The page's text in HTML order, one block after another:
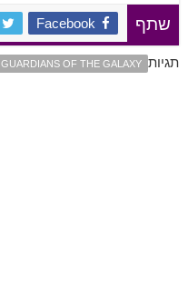
שתף Facebook
תגיות GUARDIANS OF THE GALAXY